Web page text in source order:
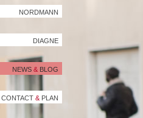
NORDMANN
DIAGNE
NEWS & BLOG
CONTACT & PLAN